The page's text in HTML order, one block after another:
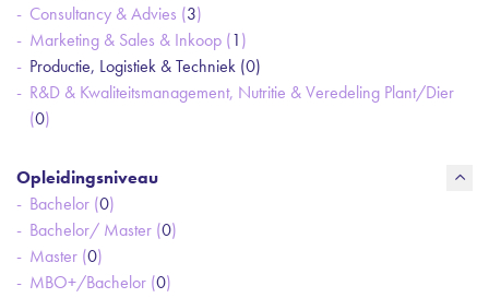
Consultancy & Advies (3)
Marketing & Sales & Inkoop (1)
Productie, Logistiek & Techniek (0)
R&D & Kwaliteitsmanagement, Nutritie & Veredeling Plant/Dier
(0)
Opleidingsniveau
Bachelor (0)
Bachelor/ Master (0)
Master (0)
MBO+/Bachelor (0)